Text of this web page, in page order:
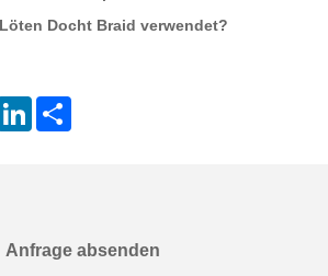
Docht Braid verwendet?
LinkedIn
Anfrage absenden